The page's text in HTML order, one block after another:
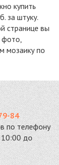
купить
за штуку.
странице вы
мозаику по
84
по телефону
до